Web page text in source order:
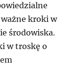
kroki w
środowiska.
w troskę o